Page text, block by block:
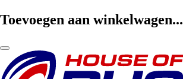
Toevoegen aan winkelwagen...